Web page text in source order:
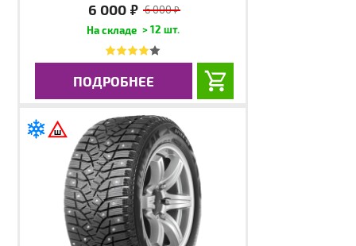
6 000 руб. 6 000руб.
> 12 шт.
ПОДРОБНЕЕ